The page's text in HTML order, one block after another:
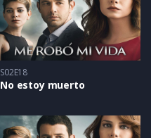
S02E18
No estoy muerto